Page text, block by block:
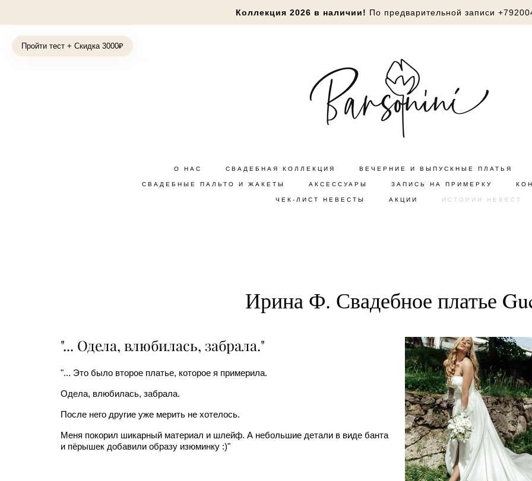
Пройти тест + Скидка 3000₽
Коллекция 2026 в наличии! По предварительной записи
О НАС СВАДЕБНАЯ КОЛЛЕКЦИЯ ВЕЧЕРНИЕ И ВЫПУСКНЫЕ ПЛАТЬЯ
СВАДЕБНЫЕ ПАЛЬТО И ЖАКЕТЫ АКСЕССУАРЫ ЗАПИСЬ НА ПРИМЕРКУ
ЧЕК-ЛИСТ НЕВЕСТЫ АКЦИИ ИСТОРИИ НЕВЕСТ
Ирина Ф. Свадебное платье
"... Одела, влюбилась, забрала."
"... Это было второе платье, которое я примерила.
Одела, влюбилась, забрала.
После него другие уже мерить не хотелось.
Меня покорил шикарный материал и шлейф. А небольшие детали в виде банта
и пёрышек добавили образу изюминку :)"